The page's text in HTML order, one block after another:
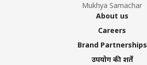
Mukhya Samachar
About us
Careers
Brand Partnerships
उपयोग की शर्तें